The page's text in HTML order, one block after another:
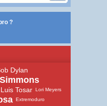
?
Dylan
Luis Tosar Lori Meyers
Extremoduro